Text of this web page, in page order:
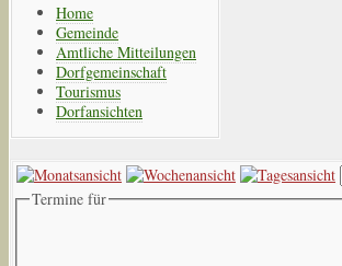
Home
Gemeinde
Amtliche Mitteilungen
Dorfgemeinschaft
Tourismus
Dorfansichten
Termine für